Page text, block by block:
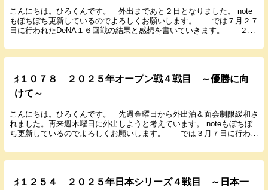
こんにちは。ひろくんです。 外出まであと２日となりました。 note
もぼちぼち更新しているのでよろしくお願いします。 では７月２７
日に行われたDeNA１６回戦の結果と感想を書いていきます。 ２０
♯１０７８ ２０２５年オープン戦４戦目 ～優勝に向
けて～
こんにちは。ひろくんです。 先週金曜日から外出泊＆面会制限緩和さ
れました。再来週木曜日に外出しようと考えています。 noteもぼちぼ
ち更新しているのでよろしくお願いします。 では３月７日に行われ
♯１２５４ ２０２５年日本シリーズ４戦目 ～日本一